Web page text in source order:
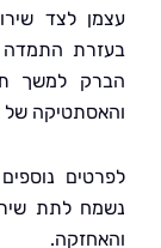
לצד שירותי
התמדה
למשך תקופה
של כל חלל.
נוספים אודות
לתת שירות